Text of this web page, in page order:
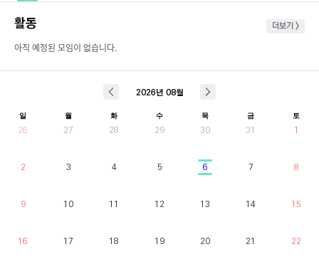
활동 더보기 >
아직 예정된 모임이 없습니다.
2026년 08월
일 월 화 수 목 금 토
26 27 28 29 30 31 1
2 3 4 5 6 7 8
9 10 11 12 13 14 15
16 17 18 19 20 21 22